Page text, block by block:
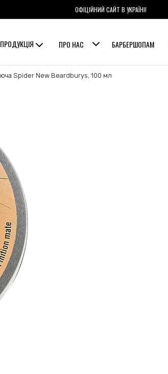
ОФІЦІЙНИЙ САЙТ В УКРАЇНІ!
ПРОДУКЦІЯ ПРО НАС БАРБЕРШОПАМ
Spider New Beardburys, 100 мл